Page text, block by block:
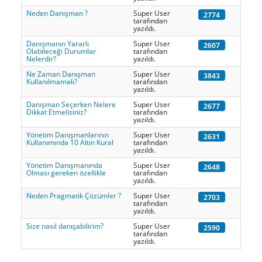
Endüstriyel Tecrübeler
Fonksiyonel Tecrübeler
Biz Kimiz - Ekibimiz
Danışmanlık Hizmetleri
Koçluk
Eğitimler
Diğer
Paydaşlarımız-İş Ortaklarımız
Egeus
IMC - Integral Management Consulting
Ebiltem
Analiz Plus İK Danışmanlık
Diğer
Temsilcilikler
Neden Danışman ? Super User
tarafından
yazıldı.
2774
Danışmanın Yararlı
Olabileceği Durumlar
Nelerdir?
Super User
tarafından
yazıldı.
2607
Ne Zaman Danışman
Kullanılmamalı?
Super User
tarafından
yazıldı.
3843
Danışman Seçerken Nelere
Dikkat Etmelisiniz?
Super User
tarafından
yazıldı.
2677
Yönetim Danışmanlarının
Kullanımında 10 Altın Kural
Super User
tarafından
yazıldı.
2631
Yönetim Danışmanında
Olması gereken özellikle
Super User
tarafından
yazıldı.
2648
Neden Pragmatik Çözümler ? Super User
tarafından
yazıldı.
2703
Size nasıl danışabilirim? Super User
tarafından
yazıldı.
2590